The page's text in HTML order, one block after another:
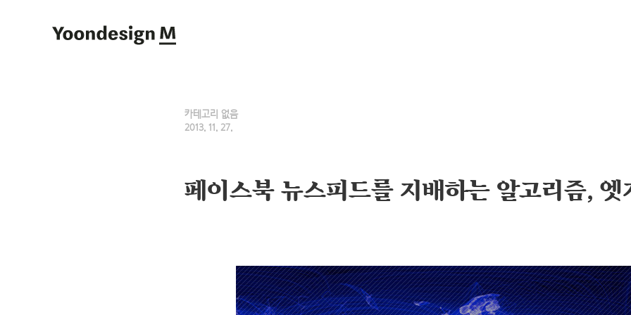
Yoondesign M
카테고리 없음
2013. 11. 27.
페이스북 뉴스피드를 지배하는 알고리즘, 엣